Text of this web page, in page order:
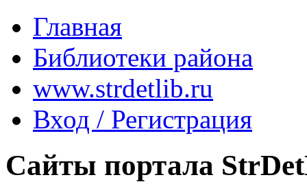
Главная
Библиотеки района
www.strdetlib.ru
Вход / Регистрация
Сайты портала